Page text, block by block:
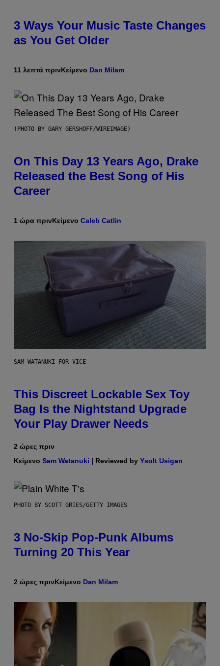
3 Ways Your Music Taste Changes
as You Get Older
11 λεπτά πρινΚείμενο Dan Milam
(PHOTO BY GARY GERSHOFF/WIREIMAGE)
On This Day 13 Years Ago, Drake
Released the Best Song of His
Career
1 ώρα πρινΚείμενο Caleb Catlin
SAM WATANUKI FOR VICE
This Discreet Lockable Sex Toy
Bag Is the Nightstand Upgrade
Your Play Drawer Needs
2 ώρες πριν
Κείμενο Sam Watanuki | Reviewed by Ysolt Usigan
PHOTO BY SCOTT GRIES/GETTY IMAGES
3 No-Skip Pop-Punk Albums
Turning 20 This Year
2 ώρες πρινΚείμενο Dan Milam